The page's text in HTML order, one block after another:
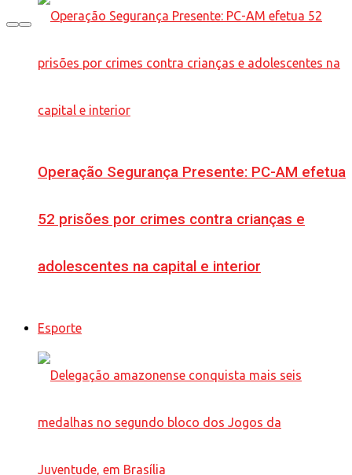
Operação Segurança Presente: PC-AM efetua
52 prisões por crimes contra crianças e
adolescentes na capital e interior
Esporte